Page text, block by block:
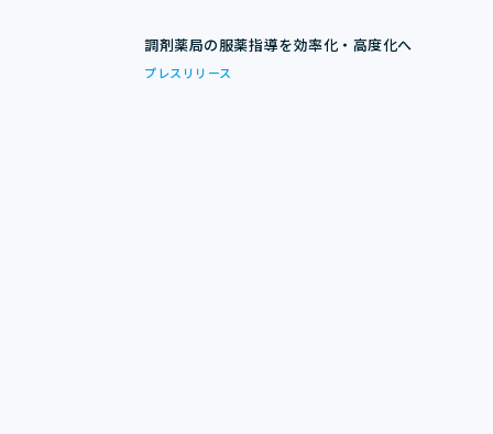
調剤薬局の服薬指導を効率化・高度化へ
プレスリリース